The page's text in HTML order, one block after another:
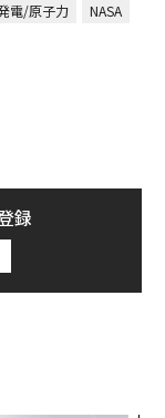
電/原子力
NASA
録